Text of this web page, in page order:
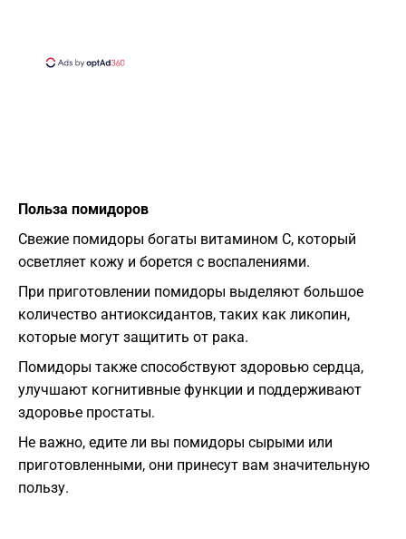
Польза помидоров
Свежие помидоры богаты витамином С, который
осветляет кожу и борется с воспалениями.
При приготовлении помидоры выделяют большое
количество антиоксидантов, таких как ликопин,
которые могут защитить от рака.
Помидоры также способствуют здоровью сердца,
улучшают когнитивные функции и поддерживают
здоровье простаты.
Не важно, едите ли вы помидоры сырыми или
приготовленными, они принесут вам значительную
пользу.